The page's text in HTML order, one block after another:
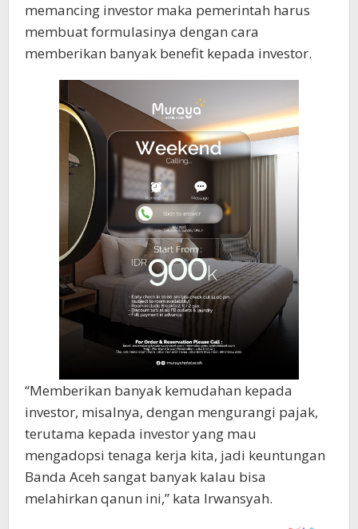
memancing investor maka pemerintah harus
membuat formulasinya dengan cara
memberikan banyak benefit kepada investor.
“Memberikan banyak kemudahan kepada
investor, misalnya, dengan mengurangi pajak,
terutama kepada investor yang mau
mengadopsi tenaga kerja kita, jadi keuntungan
Banda Aceh sangat banyak kalau bisa
melahirkan qanun ini,” kata Irwansyah.